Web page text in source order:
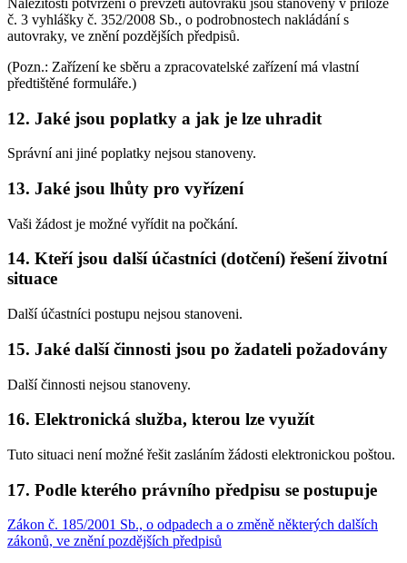
č. 3 vyhlášky č. 352/2008 Sb., o podrobnostech nakládání s
autovraky, ve znění pozdějších předpisů.
(Pozn.: Zařízení ke sběru a zpracovatelské zařízení má vlastní
předtištěné formuláře.)
12. Jaké jsou poplatky a jak je lze uhradit
Správní ani jiné poplatky nejsou stanoveny.
13. Jaké jsou lhůty pro vyřízení
Vaši žádost je možné vyřídit na počkání.
14. Kteří jsou další účastníci (dotčení) řešení životní
situace
Další účastníci postupu nejsou stanoveni.
15. Jaké další činnosti jsou po žadateli požadovány
Další činnosti nejsou stanoveny.
16. Elektronická služba, kterou lze využít
Tuto situaci není možné řešit zasláním žádosti elektronickou poštou.
17. Podle kterého právního předpisu se postupuje
Zákon č. 185/2001 Sb., o odpadech a o změně některých dalších
zákonů, ve znění pozdějších předpisů